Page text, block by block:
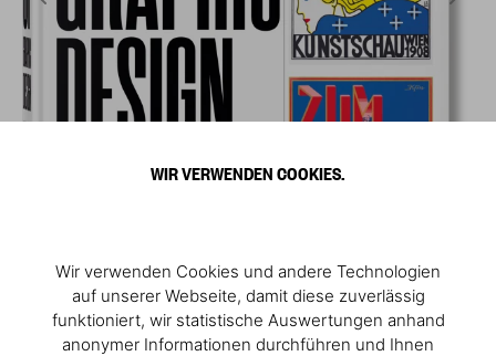
WIR VERWENDEN COOKIES.
Wir verwenden Cookies und andere Technologien
auf unserer Webseite, damit diese zuverlässig
funktioniert, wir statistische Auswertungen anhand
anonymer Informationen durchführen und Ihnen